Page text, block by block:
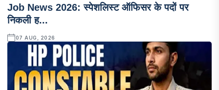
Job News 2026: स्पेशलिस्ट ऑफिसर के पदों पर
निकली ह...
07 AUG, 2026